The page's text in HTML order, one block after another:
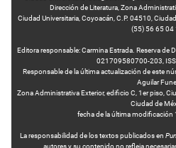
Dirección de Literatura, Zona
Ciudad Universitaria, Coyoacán, C.P. 04510,
(55) 56 65 04
Editora responsable: Carmina Estrada. Reserva
021709580700-203,
Responsable de la última actualización de este
Aguilar
Zona Administrativa Exterior, edificio C, 1er piso,
Ciudad de
fecha de la última modificación
La responsabilidad de los textos publicados en
autores y su contenido no refleja